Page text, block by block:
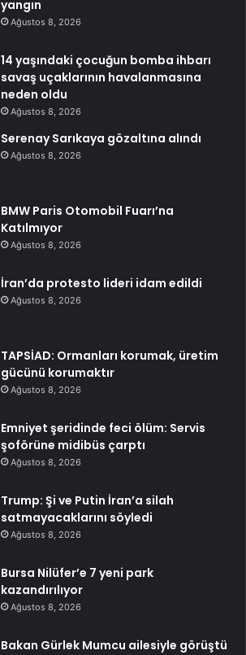
yangın
Ağustos 8, 2026
14 yaşındaki çocuğun bomba ihbarı
savaş uçaklarının havalanmasına
neden oldu
Ağustos 8, 2026
Serenay Sarıkaya gözaltına alındı
Ağustos 8, 2026
BMW Paris Otomobil Fuarı’na
Katılmıyor
Ağustos 8, 2026
İran’da protesto lideri idam edildi
Ağustos 8, 2026
TAPSİAD: Ormanları korumak, üretim
gücünü korumaktır
Ağustos 8, 2026
Emniyet şeridinde feci ölüm: Servis
şoförüne midibüs çarptı
Ağustos 8, 2026
Trump: Şi ve Putin İran’a silah
satmayacaklarını söyledi
Ağustos 8, 2026
Bursa Nilüfer’e 7 yeni park
kazandırılıyor
Ağustos 8, 2026
Bakan Gürlek Mumcu ailesiyle görüştü